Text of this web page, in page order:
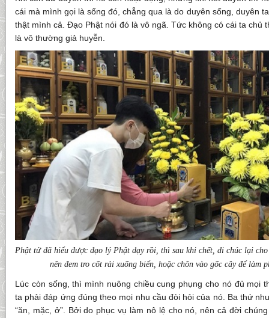
cái mà mình gọi là sống đó, chẳng qua là do duyên sống, duyên
thật mình cả. Đạo Phật nói đó là vô ngã. Tức không có cái ta chủ
là vô thường giả huyễn.
Phật tử đã hiểu được đạo lý Phật dạy rồi, thì sau khi chết, di chúc lại
nên đem tro cốt rải xuống biển, hoặc chôn vào gốc cây để làm
Lúc còn sống, thì mình nuông chiều cung phụng cho nó đủ mọi
ta phải đáp ứng đúng theo mọi nhu cầu đòi hỏi của nó. Ba thứ
“ăn, mặc, ở”. Bởi do phục vụ làm nô lệ cho nó, nên cả đời